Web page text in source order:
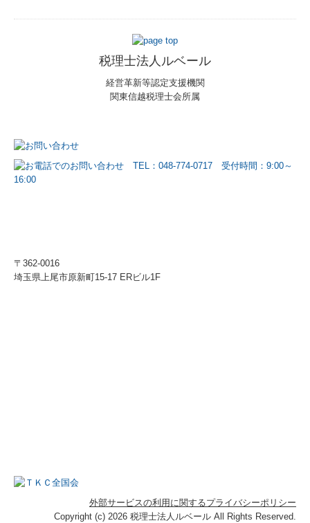
税理士法人ルベール
経営革新等認定支援機関
関東信越税理士会所属
〒362-0016
埼玉県上尾市原新町15-17 ERビル1F
外部サービスの利用に関するプライバシーポリシー
Copyright (c) 2026 税理士法人ルベール All Rights Reserved.